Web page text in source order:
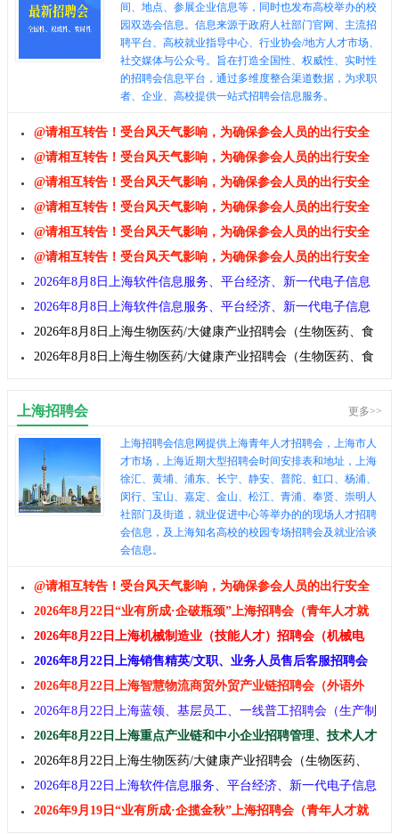
间、地点、参展企业信息等，同时也发布高校举办的校
园双选会信息。信息来源于政府人社部门官网、主流招
聘平台、高校就业指导中心、行业协会/地方人才市场、
社交媒体与公众号。旨在打造全国性、权威性、实时性
的招聘会信息平台，通过多维度整合渠道数据，为求职
者、企业、高校提供一站式招聘会信息服务。
@请相互转告！受台风天气影响，为确保参会人员的出行安全
及招聘效果，原定于2026年8月8日举办的上海招聘会延期至2026
年8月22日举办！
@请相互转告！受台风天气影响，为确保参会人员的出行安全
及招聘效果，原定于2026年8月8日举办的上海招聘会延期至2026
年8月22日举办！
@请相互转告！受台风天气影响，为确保参会人员的出行安全
及招聘效果，原定于2026年8月8日举办的上海招聘会延期至2026
年8月22日举办！
@请相互转告！受台风天气影响，为确保参会人员的出行安全
及招聘效果，原定于2026年8月8日举办的上海招聘会延期至2026
年8月22日举办！
@请相互转告！受台风天气影响，为确保参会人员的出行安全
及招聘效果，原定于2026年8月8日举办的上海招聘会延期至2026
年8月22日举办！
@请相互转告！受台风天气影响，为确保参会人员的出行安全
及招聘效果，原定于2026年8月8日举办的上海招聘会延期至2026
年8月22日举办！
2026年8月8日上海软件信息服务、平台经济、新一代电子信息
招聘会（IT互联网、人工智能、电子半导体、电商大数据、文化
传媒）
2026年8月8日上海软件信息服务、平台经济、新一代电子信息
招聘会（IT互联网、人工智能、电子半导体、电商大数据、文化
传媒）
2026年8月8日上海生物医药/大健康产业招聘会（生物医药、食
品保健、健康医疗、养老婴幼）
2026年8月8日上海生物医药/大健康产业招聘会（生物医药、食
上海招聘会 更多>>
上海招聘会信息网提供上海青年人才招聘会，上海市人
才市场，上海近期大型招聘会时间安排表和地址，上海
徐汇、黄埔、浦东、长宁、静安、普陀、虹口、杨浦、
闵行、宝山、嘉定、金山、松江、青浦、奉贤、崇明人
社部门及街道，就业促进中心等举办的的现场人才招聘
会信息，及上海知名高校的校园专场招聘会及就业洽谈
会信息。
@请相互转告！受台风天气影响，为确保参会人员的出行安全
及招聘效果，原定于2026年8月8日举办的上海招聘会延期至2026
年8月22日举办！
2026年8月22日“业有所成·企破瓶颈​​​”上海招聘会（青年人才就
业专场）交流活动用人单位邀请函 上海招聘会
2026年8月22日上海机械制造业（技能人才）招聘会（机械电
器、智能装备、工业自动化、仪器仪表、汽车新能源、新材料）
2026年8月22日上海销售精英/文职、业务人员售后客服招聘会
(市场营销、售后业务员、人文社科、财经金融、教育、酒店餐
娱)
2026年8月22日上海智慧物流商贸外贸产业链招聘会（外语外
贸、跨境电商、新零售、供应链、现代物流、仓储配送）
2026年8月22日上海蓝领、基层员工、一线普工招聘会（生产制
造、建筑工程、物流仓储、生活服务、汽修运维、家政服务）
2026年8月22日上海重点产业链和中小企业招聘管理、技术人才
及大学生实习生招聘会
2026年8月22日上海生物医药/大健康产业招聘会（生物医药、
食品保健、健康医疗、养老婴幼）
2026年8月22日上海软件信息服务、平台经济、新一代电子信息
招聘会（IT互联网、人工智能、电子半导体、电商大数据、文化
2026年9月19日“业有所成·企揽金秋​​​​”上海招聘会（青年人才就